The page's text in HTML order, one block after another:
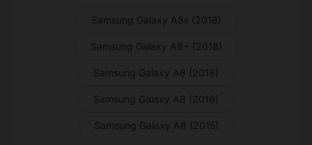
Samsung Galaxy A8s (2018)
Samsung Galaxy A8+ (2018)
Samsung Galaxy A8 (2018)
Samsung Galaxy A8 (2016)
Samsung Galaxy A8 (2015)